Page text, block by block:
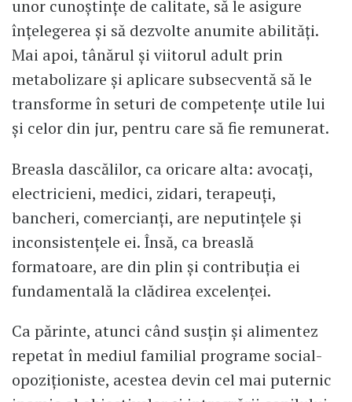
unor cunoștințe de calitate, să le asigure
înțelegerea și să dezvolte anumite abilități.
Mai apoi, tânărul și viitorul adult prin
metabolizare și aplicare subsecventă să le
transforme în seturi de competențe utile lui
și celor din jur, pentru care să fie remunerat.
Breasla dascălilor, ca oricare alta: avocați,
electricieni, medici, zidari, terapeuți,
bancheri, comercianți, are neputințele și
inconsistențele ei. Însă, ca breaslă
formatoare, are din plin și contribuția ei
fundamentală la clădirea excelenței.
Ca părinte, atunci când susțin și alimentez
repetat în mediul familial programe social-
opoziționiste, acestea devin cel mai puternic